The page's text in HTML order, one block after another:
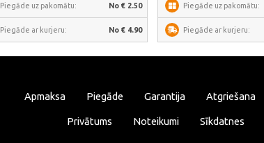
Piegāde uz pakomātu: No € 2.50
Piegāde ar kurjeru: No € 4.90
Piegāde uz pakomātu:
Piegāde ar kurjeru:
Apmaksa Piegāde Garantija Atgriešana
Privātums Noteikumi Sīkdatnes